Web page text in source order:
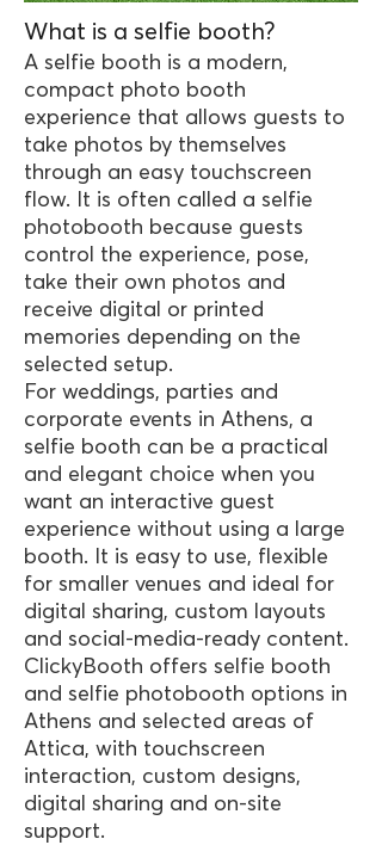
What is a selfie booth?
A selfie booth is a modern,
compact photo booth
experience that allows guests to
take photos by themselves
through an easy touchscreen
flow. It is often called a selfie
photobooth because guests
control the experience, pose,
take their own photos and
receive digital or printed
memories depending on the
selected setup.
For weddings, parties and
corporate events in Athens, a
selfie booth can be a practical
and elegant choice when you
want an interactive guest
experience without using a large
booth. It is easy to use, flexible
for smaller venues and ideal for
digital sharing, custom layouts
and social-media-ready content.
ClickyBooth offers selfie booth
and selfie photobooth options in
Athens and selected areas of
Attica, with touchscreen
interaction, custom designs,
digital sharing and on-site
support.